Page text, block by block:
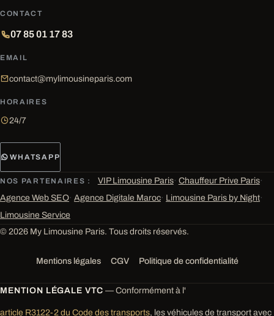
CONTACT
07 85 01 17 83
EMAIL
contact@mylimousineparis.com
HORAIRES
24/7
WHATSAPP
NOS PARTENAIRES : VIP Limousine Paris· Chauffeur Prive Paris·
Agence Web SEO· Agence Digitale Maroc· Limousine Paris by Night·
Limousine Service
© 2026 My Limousine Paris. Tous droits réservés.
Mentions légales CGV Politique de confidentialité
MENTION LÉGALE VTC — Conformément à l'
article R3122-2 du Code des transports, les véhicules de transport avec